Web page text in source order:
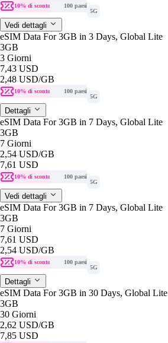
10% di sconto
100 paesi
5G
Vedi dettagli
eSIM Data For 3GB in 3 Days, Global Lite
3GB
3 Giorni
7,43 USD
2,48 USD/GB
10% di sconto
100 paesi
5G
Dettagli
eSIM Data For 3GB in 7 Days, Global Lite
3GB
7 Giorni
2,54 USD/GB
7,61 USD
10% di sconto
100 paesi
5G
Vedi dettagli
eSIM Data For 3GB in 7 Days, Global Lite
3GB
7 Giorni
7,61 USD
2,54 USD/GB
10% di sconto
100 paesi
5G
Dettagli
eSIM Data For 3GB in 30 Days, Global Lite
3GB
30 Giorni
2,62 USD/GB
7,85 USD